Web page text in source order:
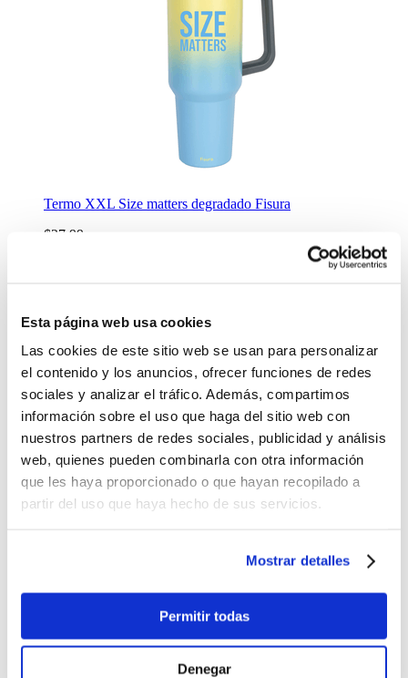
Esta página web usa cookies
Las cookies de este sitio web se usan para personalizar
el contenido y los anuncios, ofrecer funciones de redes
sociales y analizar el tráfico. Además, compartimos
información sobre el uso que haga del sitio web con
nuestros partners de redes sociales, publicidad y análisis
web, quienes pueden combinarla con otra información
que les haya proporcionado o que hayan recopilado a
partir del uso que haya hecho de sus servicios.
Mostrar detalles
Permitir todas
Denegar
Termo XXL Size matters degradado Fisura
$27.99
Termo de acero inoxidable doble pared 1.2 L
Darth Vader
$19.99
Lo quiero
Botella termo surtidos con parlante 1182 ml
$17.99
-
+
%OFF